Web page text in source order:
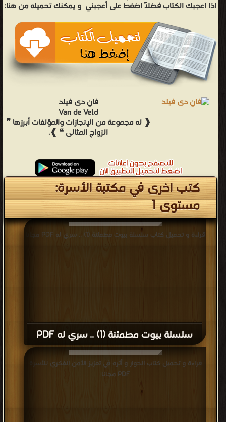
اذا اعجبك الكتاب فضلاً اضغط على أعجبني و يمكنك تحميله من هنا:
فان دى فيلد
Van de Veld
❰ له مجموعة من الإنجازات والمؤلفات أبرزها ❞
الزواج المثالى ❝ ❱.
كتب اخرى في مكتبة الأسرة:
مستوى 1
سلسلة بيوت مطمئنة (1) .. سري له PDF
قراءة و تحميل كتاب سلسلة بيوت مطمئنة (1) .. سري له PDF مجانا
قراءة و تحميل كتاب الحوار و أثره في تعزيز الأمن الفكري للأسرة
PDF مجانا